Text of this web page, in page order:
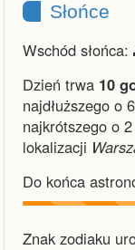
Słońce
Wschód słońca:
Dzień trwa 10
najdłuższego o
najkrótszego o
lokalizacji
Do końca
Znak zodiaku